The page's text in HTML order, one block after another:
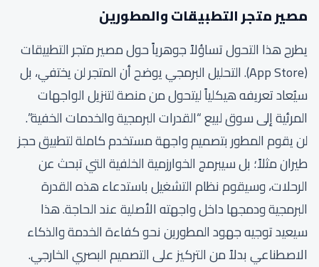
مصير متجر التطبيقات والمطورين
يطرح هذا التحول تساؤلاً جوهرياً حول مصير متجر التطبيقات
(App Store). التحليل البرمجي يوضح أن المتجر لن يختفي، بل
سيُعاد تعريفه هيكلياً ليتحول من منصة لتنزيل الواجهات
المرئية إلى سوق لبيع “القدرات البرمجية والخدمات الخفية”.
لن يقوم المطور بتصميم واجهة مستخدم كاملة لتطبيق حجز
طيران مثلاً؛ بل سيبرمج الخوارزمية الخلفية التي تبحث عن
الرحلات، وسيقوم نظام التشغيل باستدعاء هذه القدرة
البرمجية ودمجها داخل واجهته الأصلية عند الحاجة. هذا
سيعيد توجيه جهود المطورين نحو كفاءة الخدمة والذكاء
الاصطناعي بدلاً من التركيز على التصميم البصري الخارجي.